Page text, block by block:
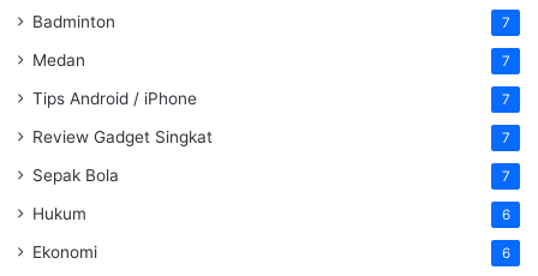
Badminton 7
Medan 7
Tips Android / iPhone 7
Review Gadget Singkat 7
Sepak Bola 7
Hukum 6
Ekonomi 6